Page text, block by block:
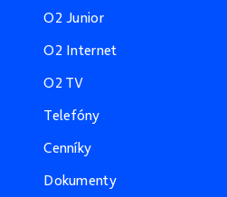
O2 Junior
O2 Internet
O2 TV
Telefóny
Cenníky
Dokumenty